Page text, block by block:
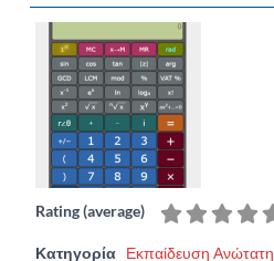
Rating (average)
Κατηγορία Εκπαίδευση Ανώτατη